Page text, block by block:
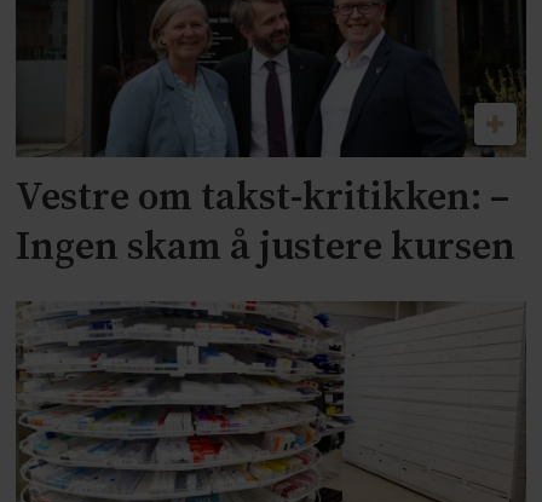
Vestre om takst-kritikken: –
Ingen skam å justere kursen